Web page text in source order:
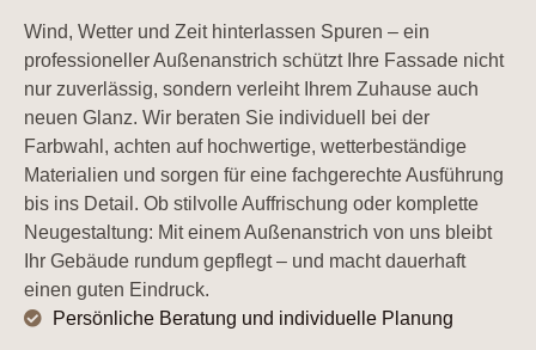
Wind, Wetter und Zeit hinterlassen Spuren – ein
professioneller Außenanstrich schützt Ihre Fassade nicht
nur zuverlässig, sondern verleiht Ihrem Zuhause auch
neuen Glanz. Wir beraten Sie individuell bei der
Farbwahl, achten auf hochwertige, wetterbeständige
Materialien und sorgen für eine fachgerechte Ausführung
bis ins Detail. Ob stilvolle Auffrischung oder komplette
Neugestaltung: Mit einem Außenanstrich von uns bleibt
Ihr Gebäude rundum gepflegt – und macht dauerhaft
einen guten Eindruck.
Persönliche Beratung und individuelle Planung